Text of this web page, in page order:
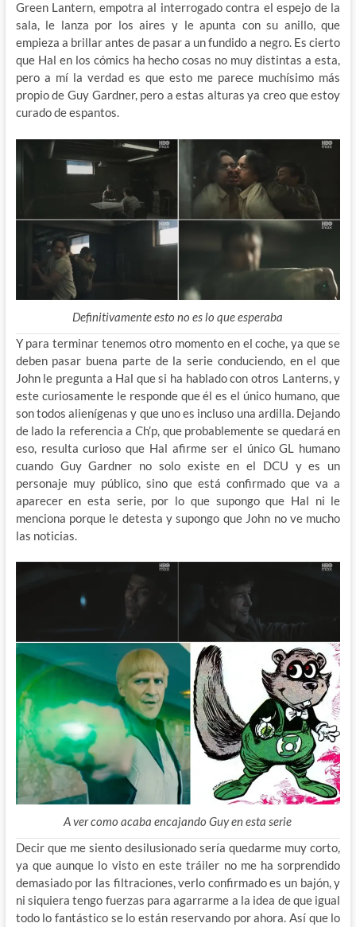
Green Lantern, empotra al interrogado contra el espejo de la
sala, le lanza por los aires y le apunta con su anillo, que
empieza a brillar antes de pasar a un fundido a negro. Es cierto
que Hal en los cómics ha hecho cosas no muy distintas a esta,
pero a mí la verdad es que esto me parece muchísimo más
propio de Guy Gardner, pero a estas alturas ya creo que estoy
curado de espantos.
Definitivamente esto no es lo que esperaba
Y para terminar tenemos otro momento en el coche, ya que se
deben pasar buena parte de la serie conduciendo, en el que
John le pregunta a Hal que si ha hablado con otros Lanterns, y
este curiosamente le responde que él es el único humano, que
son todos alienígenas y que uno es incluso una ardilla. Dejando
de lado la referencia a Ch’p, que probablemente se quedará en
eso, resulta curioso que Hal afirme ser el único GL humano
cuando Guy Gardner no solo existe en el DCU y es un
personaje muy público, sino que está confirmado que va a
aparecer en esta serie, por lo que supongo que Hal ni le
menciona porque le detesta y supongo que John no ve mucho
las noticias.
A ver como acaba encajando Guy en esta serie
Decir que me siento desilusionado sería quedarme muy corto,
ya que aunque lo visto en este tráiler no me ha sorprendido
demasiado por las filtraciones, verlo confirmado es un bajón, y
ni siquiera tengo fuerzas para agarrarme a la idea de que igual
todo lo fantástico se lo están reservando por ahora. Así que lo